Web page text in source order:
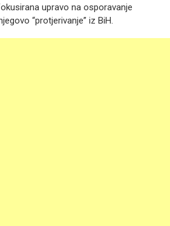
upravo na osporavanje
“protjerivanje” iz BiH.